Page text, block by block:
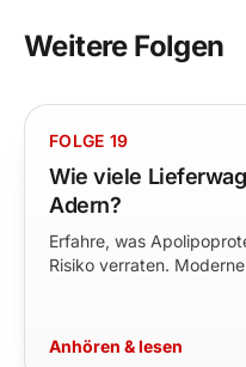
Weitere Folgen
FOLGE 19
Wie viele
Adern?
Erfahre, was
Risiko verraten.
Anhören & lesen